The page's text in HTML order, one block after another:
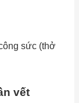
sức (thở
vết